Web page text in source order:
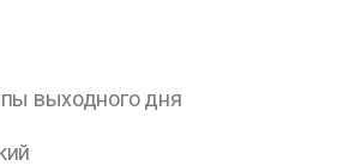
выходного дня